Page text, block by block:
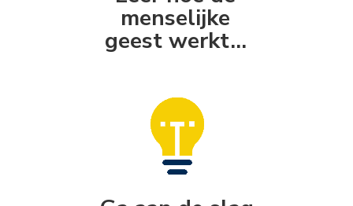
menselijke
geest werkt...